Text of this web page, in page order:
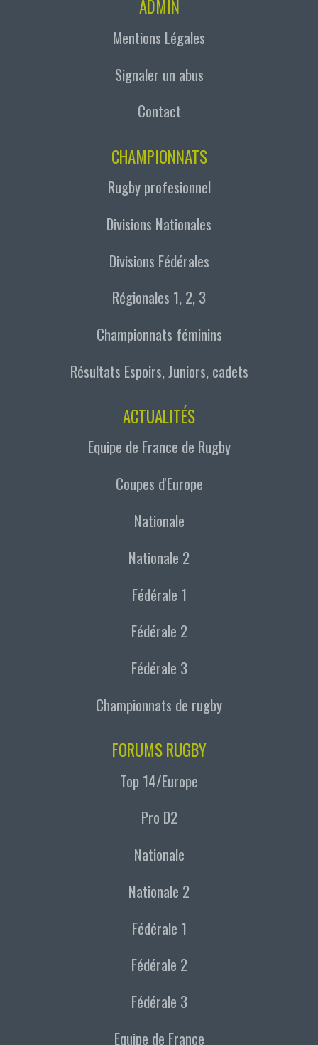
ADMIN
Mentions Légales
Signaler un abus
Contact
CHAMPIONNATS
Rugby profesionnel
Divisions Nationales
Divisions Fédérales
Régionales 1, 2, 3
Championnats féminins
Résultats Espoirs, Juniors, cadets
ACTUALITÉS
Equipe de France de Rugby
Coupes d'Europe
Nationale
Nationale 2
Fédérale 1
Fédérale 2
Fédérale 3
Championnats de rugby
FORUMS RUGBY
Top 14/Europe
Pro D2
Nationale
Nationale 2
Fédérale 1
Fédérale 2
Fédérale 3
Equipe de France